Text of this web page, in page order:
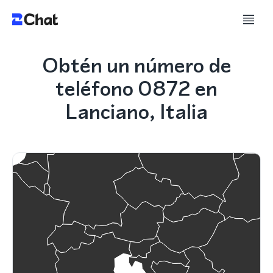
Obtén un número de
teléfono 0872 en
Lanciano, Italia